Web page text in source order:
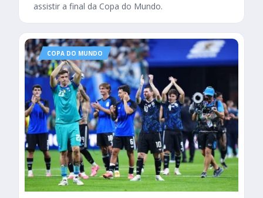
assistir a final da Copa do Mundo.
COPA DO MUNDO